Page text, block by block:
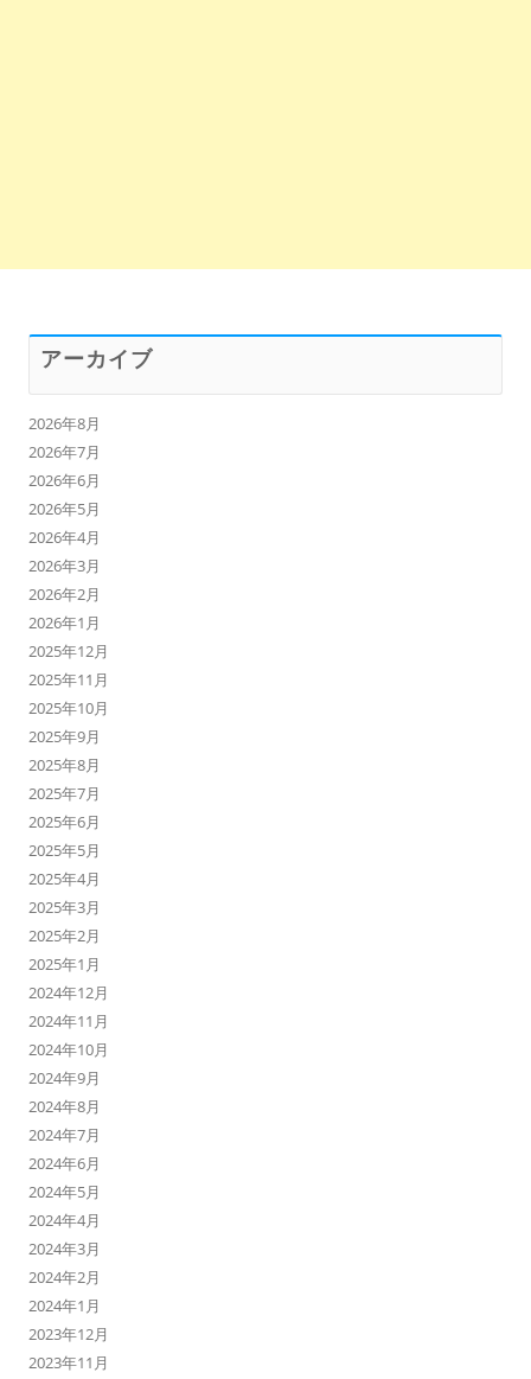
アーカイブ
2026年8月
2026年7月
2026年6月
2026年5月
2026年4月
2026年3月
2026年2月
2026年1月
2025年12月
2025年11月
2025年10月
2025年9月
2025年8月
2025年7月
2025年6月
2025年5月
2025年4月
2025年3月
2025年2月
2025年1月
2024年12月
2024年11月
2024年10月
2024年9月
2024年8月
2024年7月
2024年6月
2024年5月
2024年4月
2024年3月
2024年2月
2024年1月
2023年12月
2023年11月